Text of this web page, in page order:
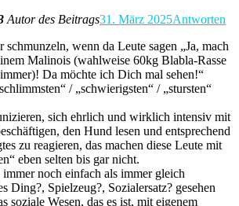
Autor des Beitrags31. März 2025Antworten
schmunzeln, wenn da Leute sagen „Ja, mach
Malinois (wahlweise 60kg Blabla-Rasse
Da möchte ich Dich mal sehen!“
/ „schwierigsten“ / „stursten“
sich ehrlich und wirklich intensiv mit
den Hund lesen und entsprechend
zu reagieren, das machen diese Leute mit
eben selten bis gar nicht.
noch einfach als immer gleich
Ding?, Spielzeug?, Sozialersatz? gesehen
soziale Wesen, das es ist, mit eigenem